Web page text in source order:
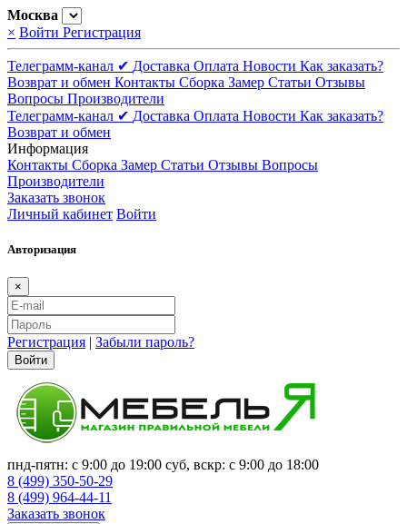
Москва
× Войти Регистрация
Телеграмм-канал ✔ Доставка Оплата Новости Как заказать?
Возврат и обмен Контакты Сборка Замер Статьи Отзывы
Вопросы Производители
Телеграмм-канал ✔ Доставка Оплата Новости Как заказать?
Возврат и обмен
Информация
Контакты Сборка Замер Статьи Отзывы Вопросы
Производители
Заказать звонок
Личный кабинет Войти
Авторизация
×
Регистрация | Забыли пароль?
Войти
пнд-пятн: с 9:00 до 19:00 суб, вскр: с 9:00 до 18:00
8 (499) 350-50-29
8 (499) 964-44-11
Заказать звонок